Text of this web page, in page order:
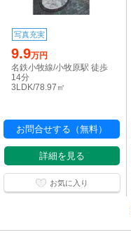
写真充実
9.9万円
名鉄小牧線/小牧原駅 徒歩
14分
3LDK/78.97㎡
お問合せする（無料）
詳細を見る
お気に入り